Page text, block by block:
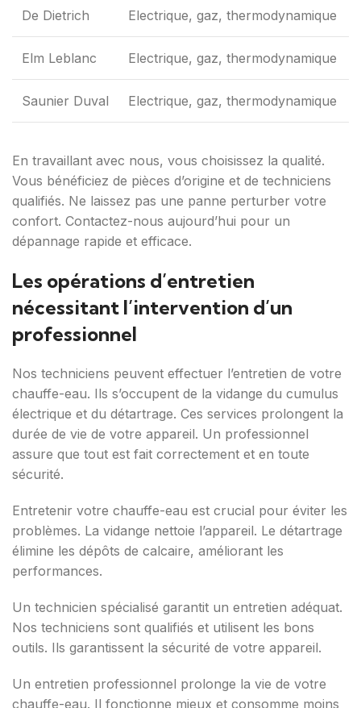
De Dietrich Electrique, gaz, thermodynamique
Elm Leblanc Electrique, gaz, thermodynamique
Saunier Duval Electrique, gaz, thermodynamique
En travaillant avec nous, vous choisissez la qualité.
Vous bénéficiez de pièces d’origine et de techniciens
qualifiés. Ne laissez pas une panne perturber votre
confort. Contactez-nous aujourd’hui pour un
dépannage rapide et efficace.
Les opérations d’entretien
nécessitant l’intervention d’un
professionnel
Nos techniciens peuvent effectuer l’entretien de votre
chauffe-eau. Ils s’occupent de la vidange du cumulus
électrique et du détartrage. Ces services prolongent la
durée de vie de votre appareil. Un professionnel
assure que tout est fait correctement et en toute
sécurité.
Entretenir votre chauffe-eau est crucial pour éviter les
problèmes. La vidange nettoie l’appareil. Le détartrage
élimine les dépôts de calcaire, améliorant les
performances.
Un technicien spécialisé garantit un entretien adéquat.
Nos techniciens sont qualifiés et utilisent les bons
outils. Ils garantissent la sécurité de votre appareil.
Un entretien professionnel prolonge la vie de votre
chauffe-eau. Il fonctionne mieux et consomme moins